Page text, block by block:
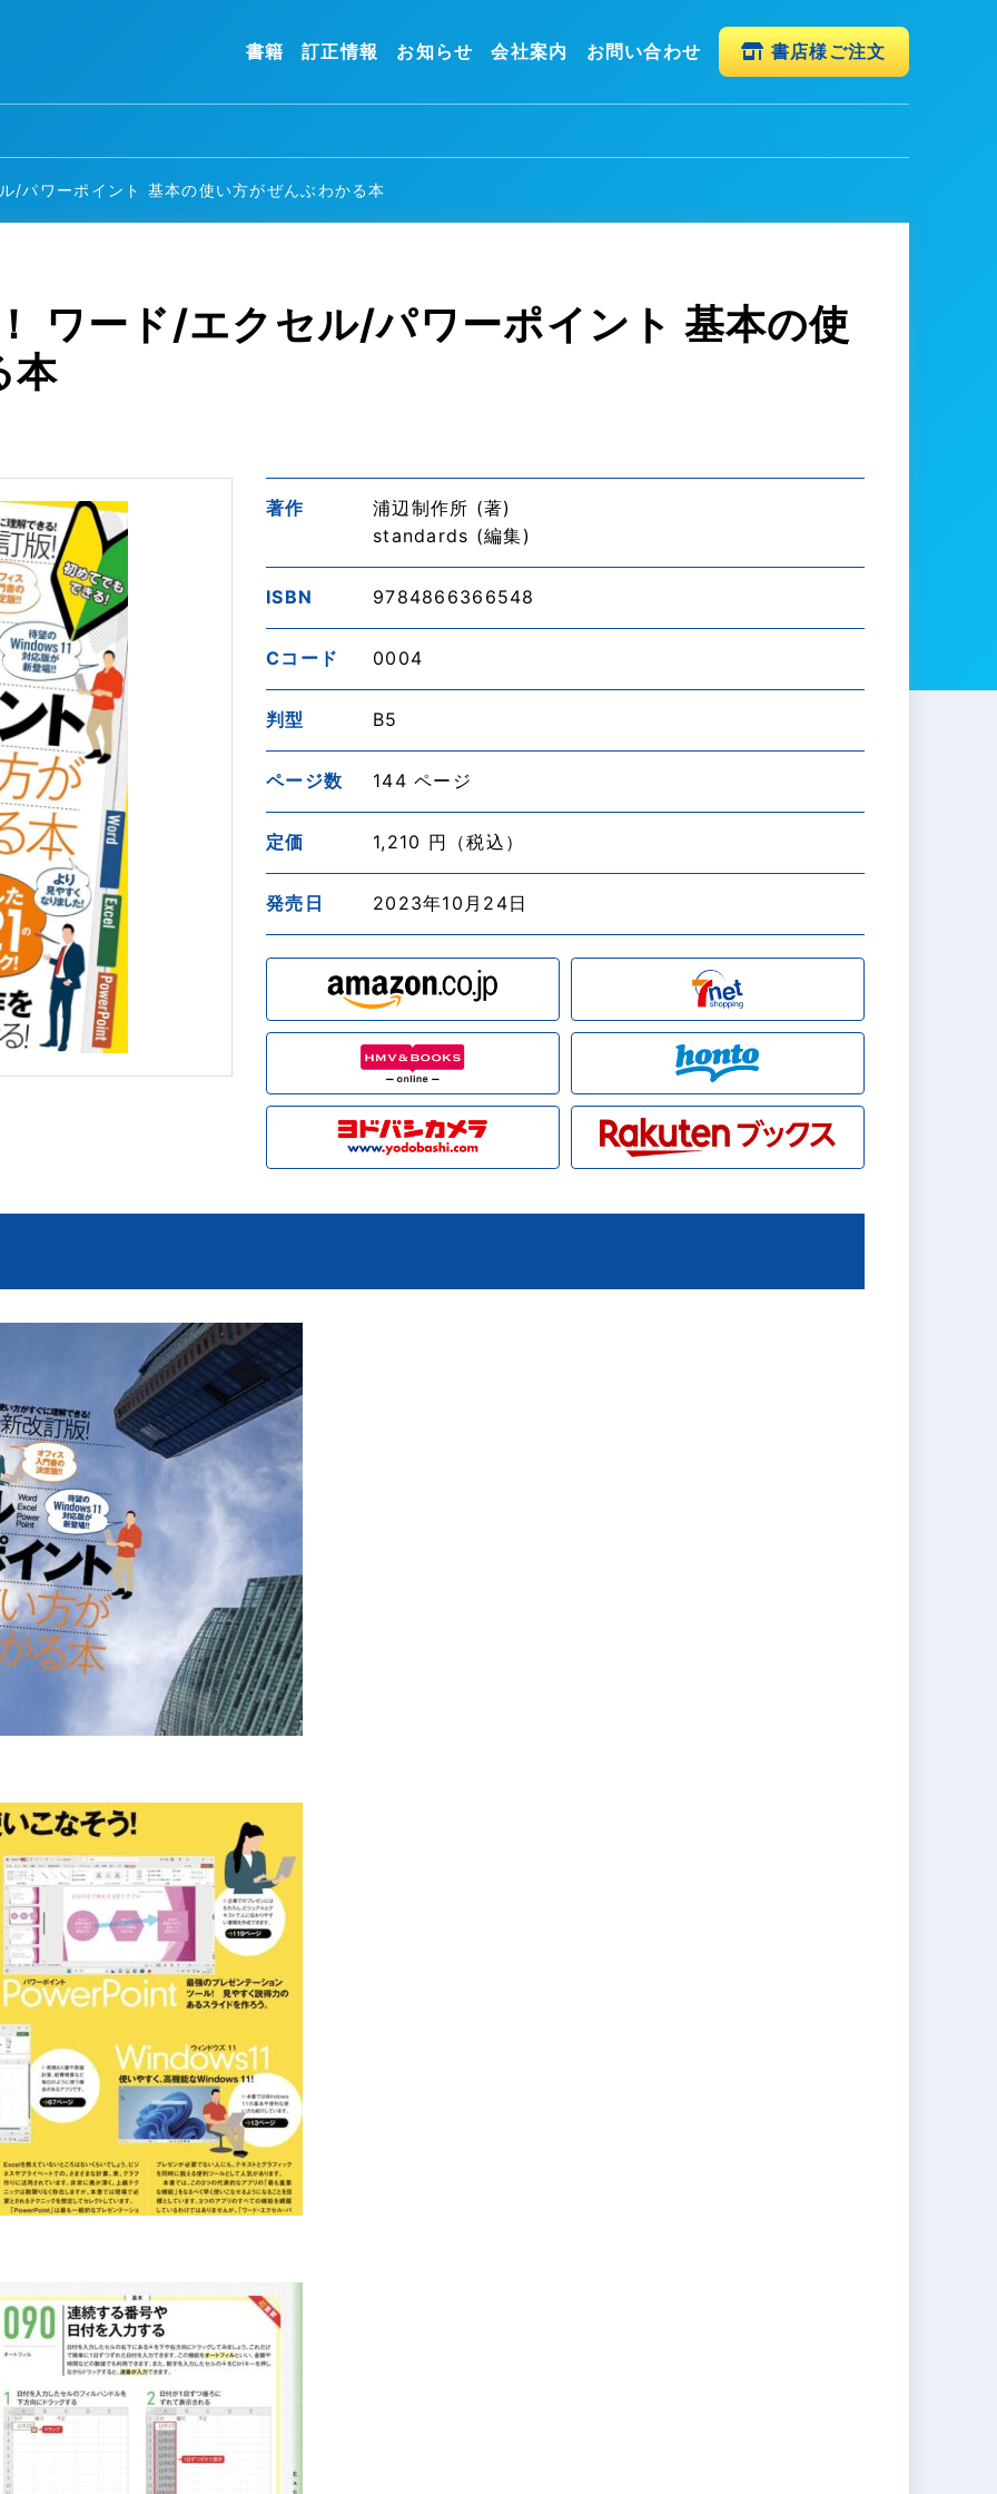
書籍 訂正情報 お知らせ 会社案内 お問い合わせ 書店様ご注文
/パワーポイント 基本の使い方がぜんぶわかる本
ワード/エクセル/パワーポイント 基本の使
本
著作
浦辺制作所 (著)
standards (編集)
ISBN 9784866366548
Cコード 0004
判型 B5
ページ数 144 ページ
定価 1,210 円（税込）
発売日 2023年10月24日